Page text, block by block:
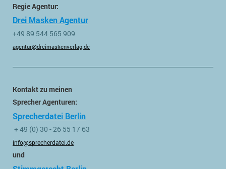
Regie Agentur:
Drei Masken Agentur
+49 89 544 565 909
agentur@dreimaskenverlag.de
Kontakt zu meinen
Sprecher Agenturen:
Sprecherdatei Berlin
+ 49 (0) 30 - 26 55 17 63
info@sprecherdatei.de
und